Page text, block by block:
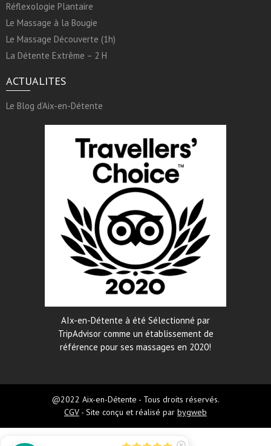
Réflexologie Plantaire
Le Massage à la Bougie
Le Massage Découverte (1h)
La Détente Extrême – 2 H
ACTUALITES
Le Blog d’Aix-en-Détente
AIx-en-Détente à été Sélectionné par
TripAdvisor comme un établissement de
référence pour ses massages en 2020!
@2022 Aix-en-Détente - Tous droits réservés.
CGV - Site conçu et réalisé par bygweb